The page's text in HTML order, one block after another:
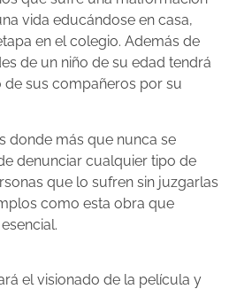
vida educándose en casa,
en el colegio. Además de
de un niño de su edad tendrá
sus compañeros por su
donde más que nunca se
denunciar cualquier tipo de
que lo sufren sin juzgarlas
como esta obra que
el visionado de la película y